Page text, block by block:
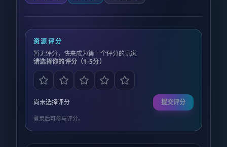
资源评分
暂无评分，快来成为第一个评分的玩家
请选择你的评分（1-5分）
尚未选择评分 提交评分
登录后可参与评分。